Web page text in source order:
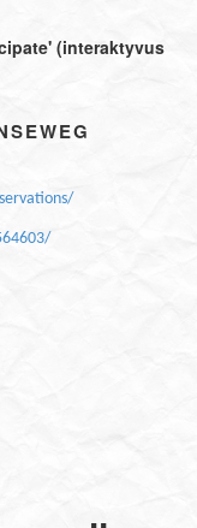
(interaktyvus